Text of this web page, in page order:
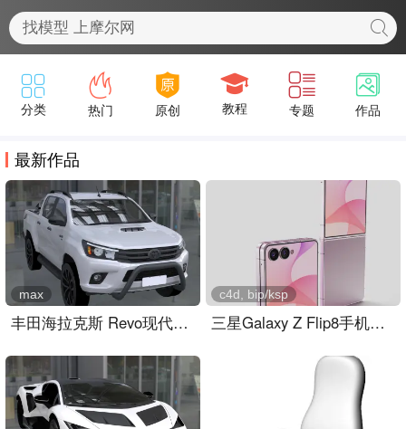
最新作品
丰田海拉克斯 Revo现代越野皮卡
max
三星Galaxy Z Flip8手机外观keyshot,c4d模型
c4d, bip/ksp